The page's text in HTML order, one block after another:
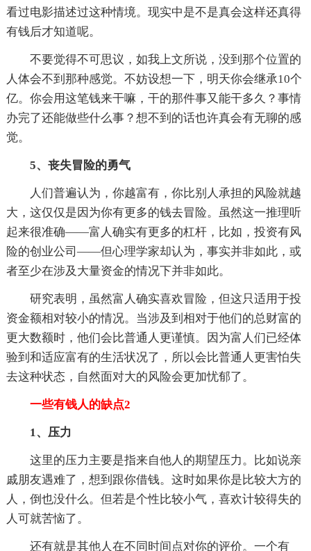
看过电影描述过这种情境。现实中是不是真会这样还真得
有钱后才知道呢。
不要觉得不可思议，如我上文所说，没到那个位置的
人体会不到那种感觉。不妨设想一下，明天你会继承10个
亿。你会用这笔钱来干嘛，干的那件事又能干多久？事情
办完了还能做些什么事？想不到的话也许真会有无聊的感
觉。
5、丧失冒险的勇气
人们普遍认为，你越富有，你比别人承担的风险就越
大，这仅仅是因为你有更多的钱去冒险。虽然这一推理听
起来很准确——富人确实有更多的杠杆，比如，投资有风
险的创业公司——但心理学家却认为，事实并非如此，或
者至少在涉及大量资金的情况下并非如此。
研究表明，虽然富人确实喜欢冒险，但这只适用于投
资金额相对较小的情况。当涉及到相对于他们的总财富的
更大数额时，他们会比普通人更谨慎。因为富人们已经体
验到和适应富有的生活状况了，所以会比普通人更害怕失
去这种状态，自然面对大的风险会更加忧郁了。
一些有钱人的缺点2
1、压力
这里的压力主要是指来自他人的期望压力。比如说亲
戚朋友遇难了，想到跟你借钱。这时如果你是比较大方的
人，倒也没什么。但若是个性比较小气，喜欢计较得失的
人可就苦恼了。
还有就是其他人在不同时间点对你的评价。一个有